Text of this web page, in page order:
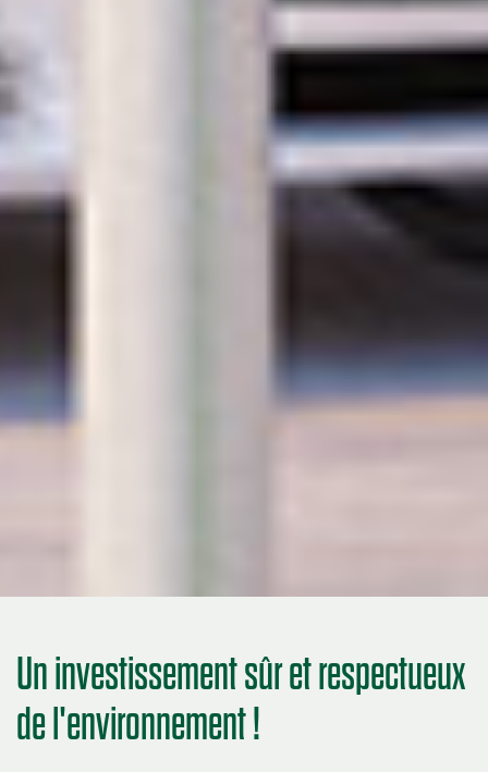
Un investissement sûr et respectueux
de l'environnement !